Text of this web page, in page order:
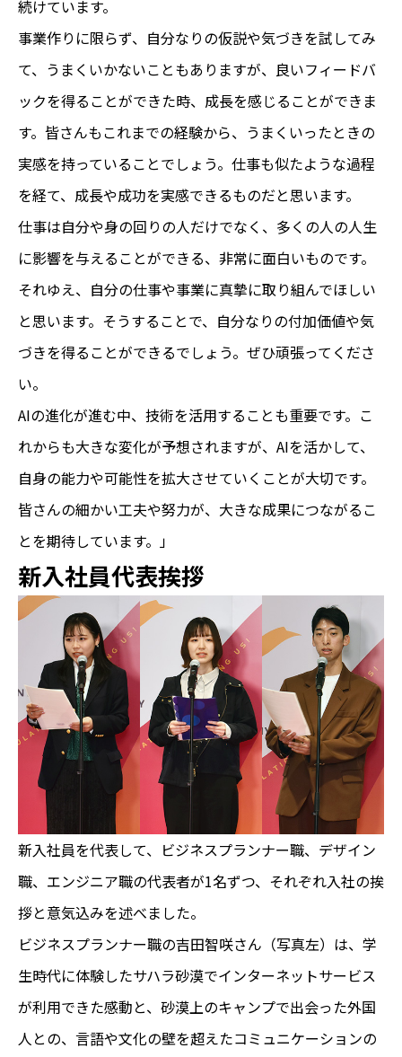
続けています。
事業作りに限らず、自分なりの仮説や気づきを試してみ
て、うまくいかないこともありますが、良いフィードバ
ックを得ることができた時、成長を感じることができま
す。皆さんもこれまでの経験から、うまくいったときの
実感を持っていることでしょう。仕事も似たような過程
を経て、成長や成功を実感できるものだと思います。
仕事は自分や身の回りの人だけでなく、多くの人の人生
に影響を与えることができる、非常に面白いものです。
それゆえ、自分の仕事や事業に真摯に取り組んでほしい
と思います。そうすることで、自分なりの付加価値や気
づきを得ることができるでしょう。ぜひ頑張ってくださ
い。
AIの進化が進む中、技術を活用することも重要です。こ
れからも大きな変化が予想されますが、AIを活かして、
自身の能力や可能性を拡大させていくことが大切です。
皆さんの細かい工夫や努力が、大きな成果につながるこ
とを期待しています。」
新入社員代表挨拶
新入社員を代表して、ビジネスプランナー職、デザイン
職、エンジニア職の代表者が1名ずつ、それぞれ入社の挨
拶と意気込みを述べました。
ビジネスプランナー職の吉田智咲さん（写真左）は、学
生時代に体験したサハラ砂漠でインターネットサービス
が利用できた感動と、砂漠上のキャンプで出会った外国
人との、言語や文化の壁を超えたコミュニケーションの